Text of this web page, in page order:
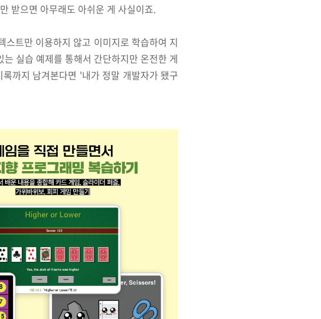
받으면 아무래도 아쉬운 게 사실이죠.
스트만 이용하지 않고 이미지로 학습하여 지
실습 예제를 통해서 간단하지만 온전한 게
까지 남겨본다면 '내가 정말 개발자가 됐구